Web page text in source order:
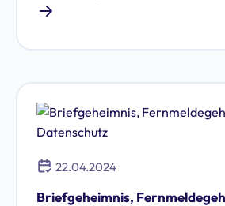
22.04.2024
Briefgeheimnis,